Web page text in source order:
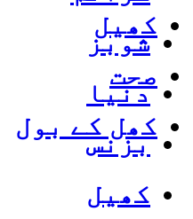
شوبز
دنیا
بزنس
کھیل
کھیل
صحت
کھل کے بول